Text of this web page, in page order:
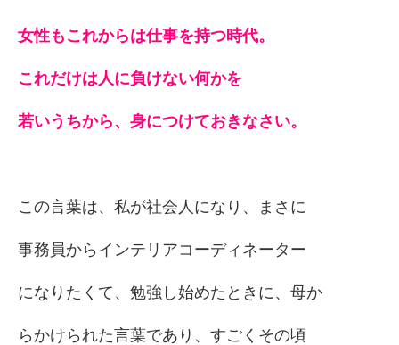
女性もこれからは仕事を持つ時代。
これだけは人に負けない何かを
若いうちから、身につけておきなさい。
この言葉は、私が社会人になり、まさに
事務員からインテリアコーディネーター
になりたくて、勉強し始めたときに、母か
らかけられた言葉であり、すごくその頃